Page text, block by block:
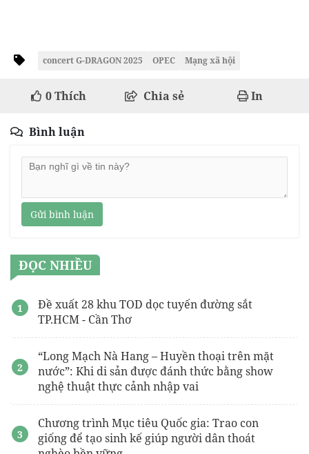
concert G-DRAGON 2025 OPEC Mạng xã hội
0Thích Chia sẻ In
Bình luận
Gửi bình luận
ĐỌC NHIỀU
Đề xuất 28 khu TOD dọc tuyến đường sắt
TP.HCM - Cần Thơ
“Long Mạch Nà Hang – Huyền thoại trên mặt
nước”: Khi di sản được đánh thức bằng show
nghệ thuật thực cảnh nhập vai
Chương trình Mục tiêu Quốc gia: Trao con
giống để tạo sinh kế giúp người dân thoát